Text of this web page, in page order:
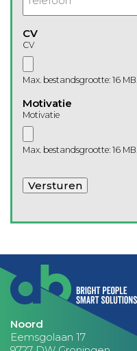
CV
CV
Max. bestandsgrootte: 16 MB.
Motivatie
Motivatie
Max. bestandsgrootte: 16 MB.
Versturen
Noord
Eemsgolaan 17